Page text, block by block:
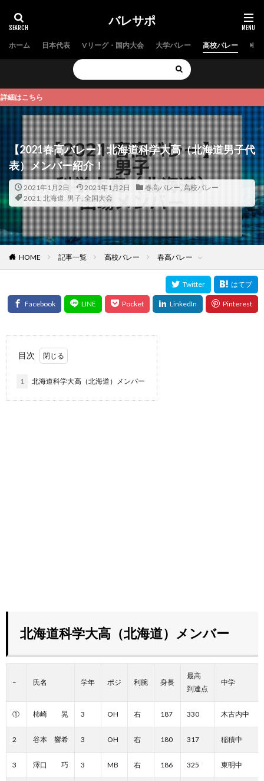
バレサポ
ホーム 日本代表 Vリーグ・国内大会 大学バレー 高校バレー 中
ら
【2021春高バレー】北海道科学大高（北海道男子代
表）メンバー紹介！
2021年1月2日 2021年1月2日 春高バレー, 高校バレー
2021, 北海道, 男子, 全国大会
HOME 記事一覧 高校バレー 春高バレー
目次
1 北海道科学大高（北海道）メンバー
北海道科学大高（北海道）メンバー
– 氏名 学年 ポジ 利腕 身長
最高
到達点
中学
① 柿崎 晃 3 OH 右 187 330 木古内中
2 谷本 響希 3 OH 右 180 317 稲積中
3 澤口 巧 3 MB 右 186 325 東明中